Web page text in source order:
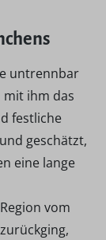
untrennbar
mit ihm das
festliche
geschätzt,
eine lange
vom